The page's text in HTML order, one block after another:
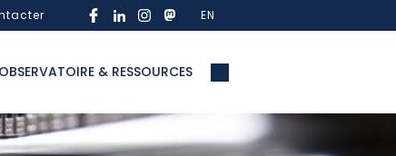
EN
OBSERVATOIRE & RESSOURCES